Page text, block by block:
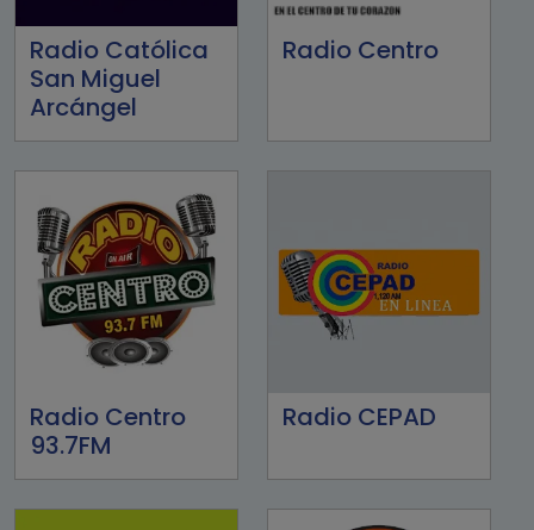
Radio Católica
San Miguel
Arcángel
Radio Centro
Radio Centro
93.7FM
Radio CEPAD